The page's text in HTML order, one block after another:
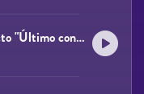
¿Qué fue del siglo XX? (directo "Último concierto")